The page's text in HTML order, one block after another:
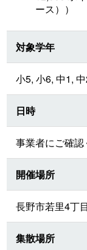
ース））
対象学年
小5, 小6, 中1,
日時
事業者にご確認
開催場所
長野市若里4丁
集散場所